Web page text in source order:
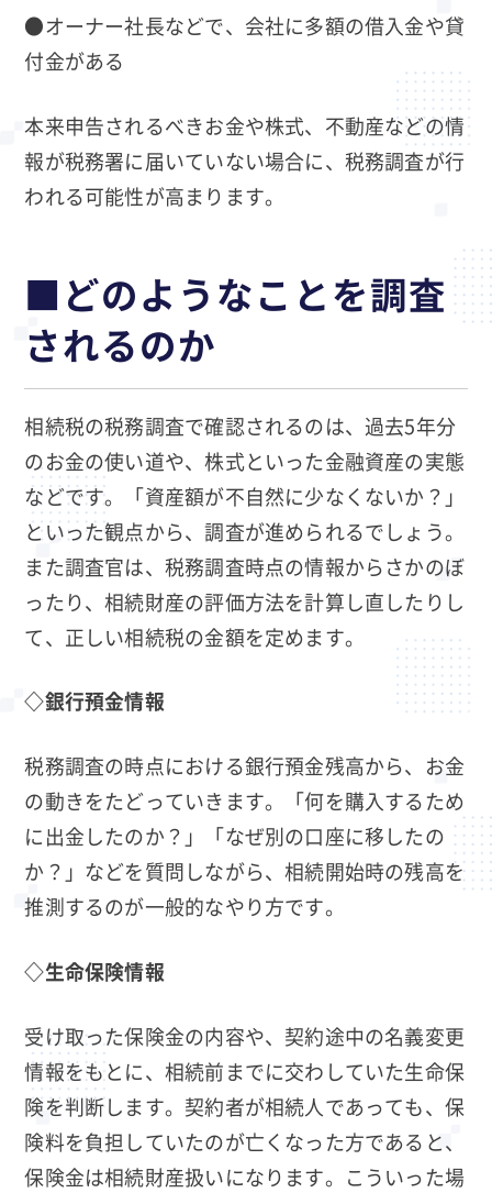
●オーナー社長などで、会社に多額の借入金や貸
付金がある
本来申告されるべきお金や株式、不動産などの情
報が税務署に届いていない場合に、税務調査が行
われる可能性が高まります。
■どのようなことを調査
されるのか
相続税の税務調査で確認されるのは、過去5年分
のお金の使い道や、株式といった金融資産の実態
などです。「資産額が不自然に少なくないか？」
といった観点から、調査が進められるでしょう。
また調査官は、税務調査時点の情報からさかのぼ
ったり、相続財産の評価方法を計算し直したりし
て、正しい相続税の金額を定めます。
◇銀行預金情報
税務調査の時点における銀行預金残高から、お金
の動きをたどっていきます。「何を購入するため
に出金したのか？」「なぜ別の口座に移したの
か？」などを質問しながら、相続開始時の残高を
推測するのが一般的なやり方です。
◇生命保険情報
受け取った保険金の内容や、契約途中の名義変更
情報をもとに、相続前までに交わしていた生命保
険を判断します。契約者が相続人であっても、保
険料を負担していたのが亡くなった方であると、
保険金は相続財産扱いになります。こういった場